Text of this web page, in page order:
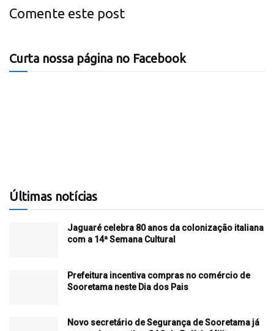
Comente este post
Curta nossa página no Facebook
Últimas notícias
Jaguaré celebra 80 anos da colonização italiana
com a 14ª Semana Cultural
Prefeitura incentiva compras no comércio de
Sooretama neste Dia dos Pais
Novo secretário de Segurança de Sooretama já